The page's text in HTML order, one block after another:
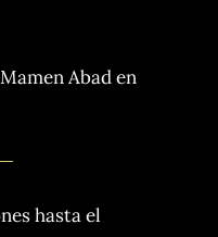
Abad en
hasta el